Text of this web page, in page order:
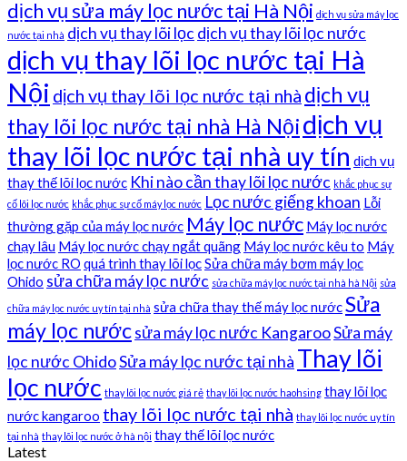
dịch vụ sửa máy lọc nước tại Hà Nội dịch vụ sửa máy lọc
nước tại nhà dịch vụ thay lõi lọc dịch vụ thay lõi lọc nước
dịch vụ thay lõi lọc nước tại Hà
Nội dịch vụ thay lõi lọc nước tại nhà dịch vụ
thay lõi lọc nước tại nhà Hà Nộidịch vụ
thay lõi lọc nước tại nhà uy tín dịch vụ
thay thế lõi lọc nước Khi nào cần thay lõi lọc nước khắc phục sự
cố lõi lọc nước khắc phục sự cố máy lọc nước Lọc nước giếng khoan Lỗi
thường gặp của máy lọc nước Máy lọc nước Máy lọc nước
chạy lâu Máy lọc nước chạy ngắt quãng Máy lọc nước kêu to Máy
lọc nước RO quá trình thay lõi lọcSửa chữa máy bơm máy lọc
Ohido sửa chữa máy lọc nước sửa chữa máy lọc nước tại nhà hà Nội sửa
chữa máy lọc nước uy tín tại nhà sửa chữa thay thế máy lọc nướcSửa
máy lọc nướcsửa máy lọc nước KangarooSửa máy
lọc nước OhidoSửa máy lọc nước tại nhà Thay lõi
lọc nước thay lõi lọc nước giá rẻ thay lõi lọc nước haohsing thay lõi lọc
nước kangaroo thay lõi lọc nước tại nhà thay lõi lọc nước uy tín
tại nhà thay lõi lọc nước ở hà nội thay thế lõi lọc nước
Latest